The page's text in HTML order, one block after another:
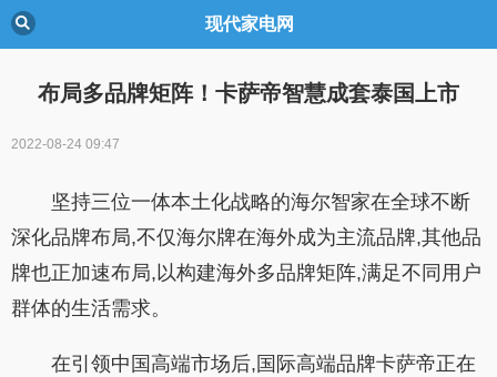
现代家电网
布局多品牌矩阵！卡萨帝智慧成套泰国上市
2022-08-24 09:47
坚持三位一体本土化战略的海尔智家在全球不断
深化品牌布局,不仅海尔牌在海外成为主流品牌,其他品
牌也正加速布局,以构建海外多品牌矩阵,满足不同用户
群体的生活需求。
在引领中国高端市场后,国际高端品牌卡萨帝正在